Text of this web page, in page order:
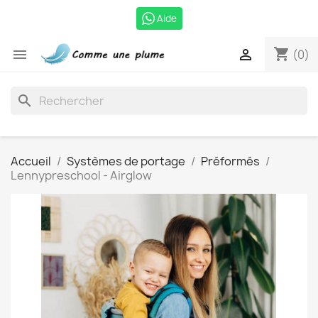
Aide
 shopping_cart (0)

search
Accueil Systèmes de portage
Préformés
Lennypreschool - Airglow